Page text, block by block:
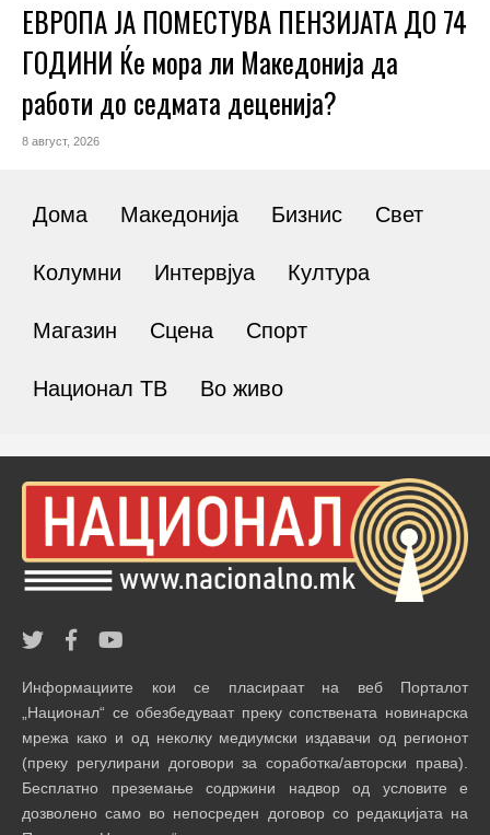
ЕВРОПА ЈА ПОМЕСТУВА ПЕНЗИЈАТА ДО 74
ГОДИНИ Ќе мора ли Македонија да
работи до седмата деценија?
8 август, 2026
Дома Македонија Бизнис Свет
Колумни Интервјуа Култура
Магазин Сцена Спорт
Национал ТВ Во живо
Информациите кои се пласираат на веб Порталот
„Национал“ се обезбедуваат преку сопствената новинарска
мрежа како и од неколку медиумски издавачи од регионот
(преку регулирани договори за соработка/авторски права).
Бесплатно преземање содржини надвор од условите е
дозволено само во непосреден договор со редакцијата на